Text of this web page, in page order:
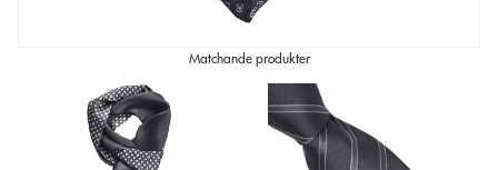
Matchande produkter